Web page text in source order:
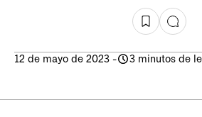
12 de mayo de 2023 - 3 minutos de